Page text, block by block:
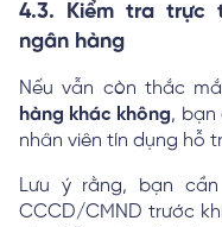
4.3. Kiểm tra trực
ngân hàng
Nếu vẫn còn thắc
hàng khác không, bạn
nhân viên tín dụng hỗ
Lưu ý rằng, bạn
CCCD/CMND trước